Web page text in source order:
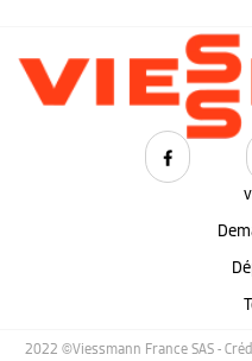
2022 ©Viessmann France SAS -